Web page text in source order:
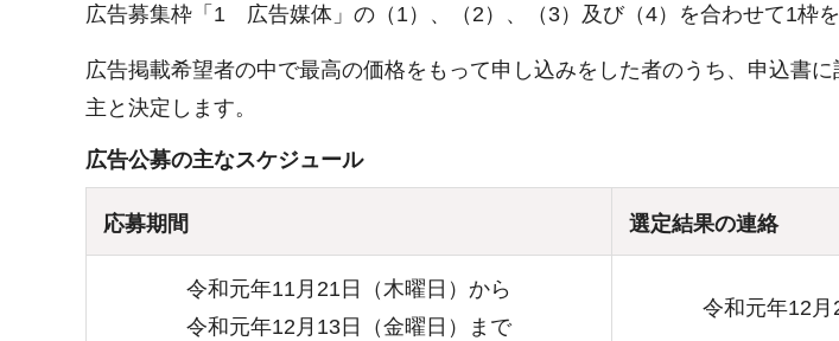
広告募集枠「1 広告媒体」の（1）、（2）、（3）及び（4）を合わせて1枠を
広告掲載希望者の中で最高の価格をもって申し込みをした者のうち、申込書
主と決定します。
広告公募の主なスケジュール
応募期間 選定結果の連絡
令和元年11月21日（木曜日）から
令和元年12月13日（金曜日）まで
令和元年12月